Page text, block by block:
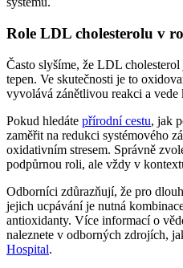
Role LDL cholesterolu v
Často slyšíme, že LDL
tepen. Ve skutečnosti je to
vyvolává zánětlivou reakci a
Pokud hledáte přírodní cestu, jak
zaměřit na redukci systémového
oxidativním stresem. Správně
podpůrnou roli, ale vždy v
Odborníci zdůrazňují, že pro
jejich ucpávání je nutná
antioxidanty. Více informací o
naleznete v odborných zdrojích,
Hospital.